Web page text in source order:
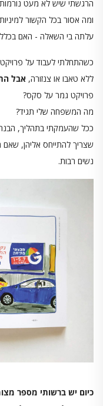
הרגשתי שיש לא מעט
ומה אסור בכל הקשור
עלתה בי השאלה - האם בכלל
כשהתחלתי לעבוד על
ללא טאבו או צנזורה, אבל
פרויקט גמר על סקס?
מה המשפחה שלי תגיד?
ככל שהעמקתי בתהליך,
שצריך להתייחס אליהן,
נשים רבות.
כיום יש ברשותי מספר